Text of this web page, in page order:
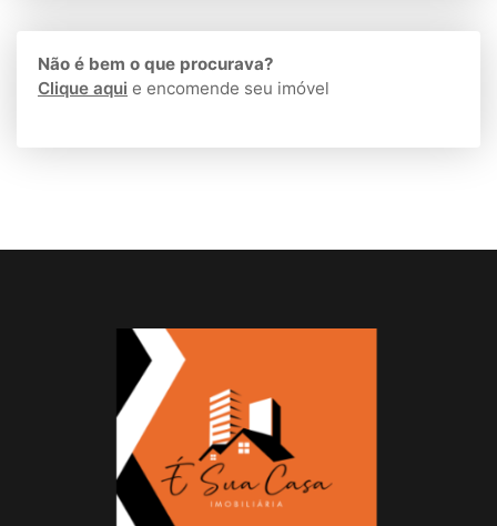
Não é bem o que procurava?
Clique aqui e encomende seu imóvel